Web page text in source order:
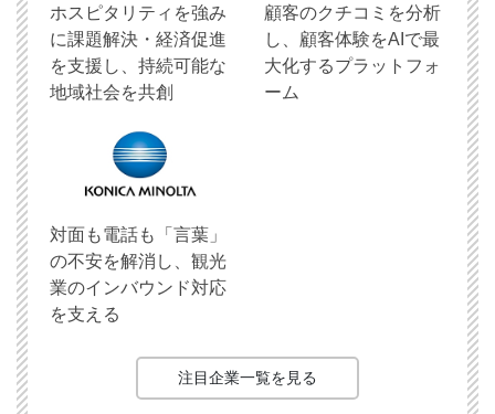
ホスピタリティを強み
に課題解決・経済促進
を支援し、持続可能な
地域社会を共創
顧客のクチコミを分析
し、顧客体験をAIで最
大化するプラットフォ
ーム
対面も電話も「言葉」
の不安を解消し、観光
業のインバウンド対応
を支える
注目企業一覧を見る